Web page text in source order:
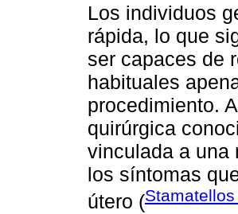
Los individuos
rápida, lo que
ser capaces de
habituales
procedimiento.
quirúrgica
vinculada a una
los síntomas
útero (